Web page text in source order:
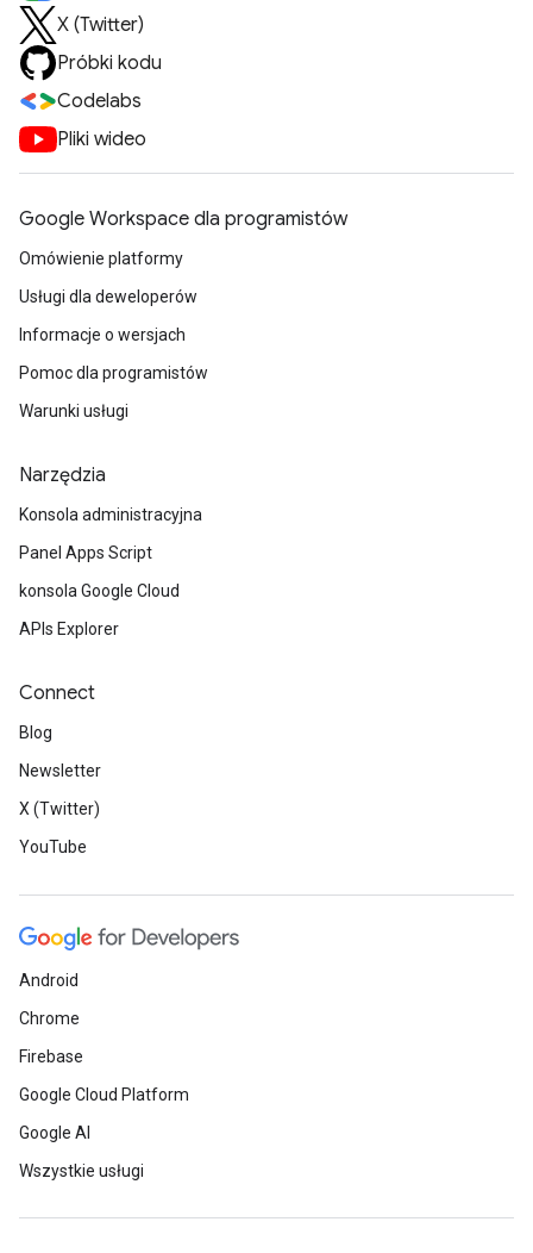
X (Twitter)
Próbki kodu
Codelabs
Pliki wideo
Google Workspace dla programistów
Omówienie platformy
Usługi dla deweloperów
Informacje o wersjach
Pomoc dla programistów
Warunki usługi
Narzędzia
Konsola administracyjna
Panel Apps Script
konsola Google Cloud
APIs Explorer
Connect
Blog
Newsletter
X (Twitter)
YouTube
Android
Chrome
Firebase
Google Cloud Platform
Google AI
Wszystkie usługi